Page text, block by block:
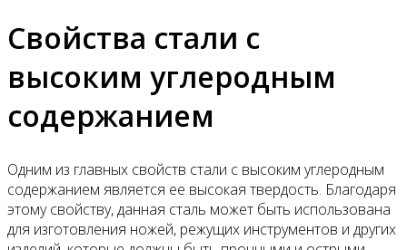
Свойства стали с
высоким углеродным
содержанием
Одним из главных свойств стали с высоким углеродным
содержанием является ее высокая твердость. Благодаря
этому свойству, данная сталь может быть использована
для изготовления ножей, режущих инструментов и других